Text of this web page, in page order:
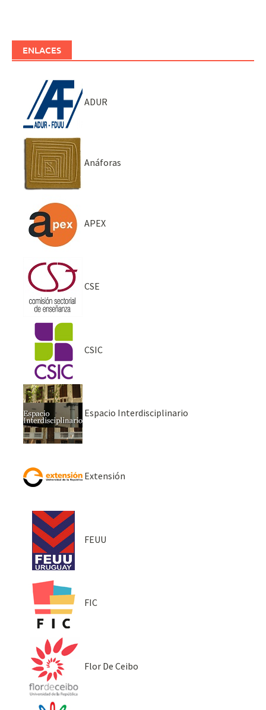
ENLACES
ADUR
Anáforas
APEX
CSE
CSIC
Espacio Interdisciplinario
Extensión
FEUU
FIC
Flor De Ceibo